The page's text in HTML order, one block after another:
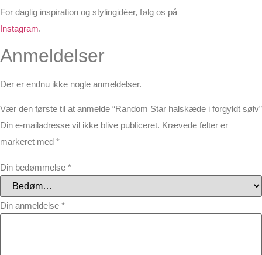
For daglig inspiration og stylingidéer, følg os på
Instagram.
Anmeldelser
Der er endnu ikke nogle anmeldelser.
Vær den første til at anmelde “Random Star halskæde i forgyldt sølv”
Din e-mailadresse vil ikke blive publiceret. Krævede felter er
markeret med *
Din bedømmelse *
Din anmeldelse *